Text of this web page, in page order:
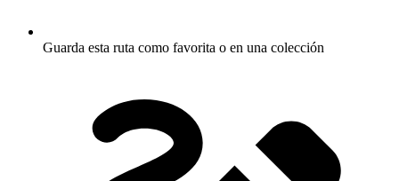
Guarda esta ruta como favorita o en una colección